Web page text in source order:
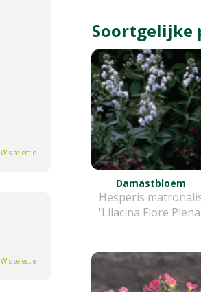
Soortgelijke
Damastbloem
Hesperis
'Lilacina Flore Plena'
Wis selectie
Wis selectie